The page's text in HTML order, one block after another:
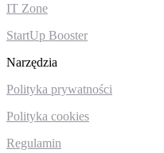
IT Zone
StartUp Booster
Narzędzia
Polityka prywatności
Polityka cookies
Regulamin